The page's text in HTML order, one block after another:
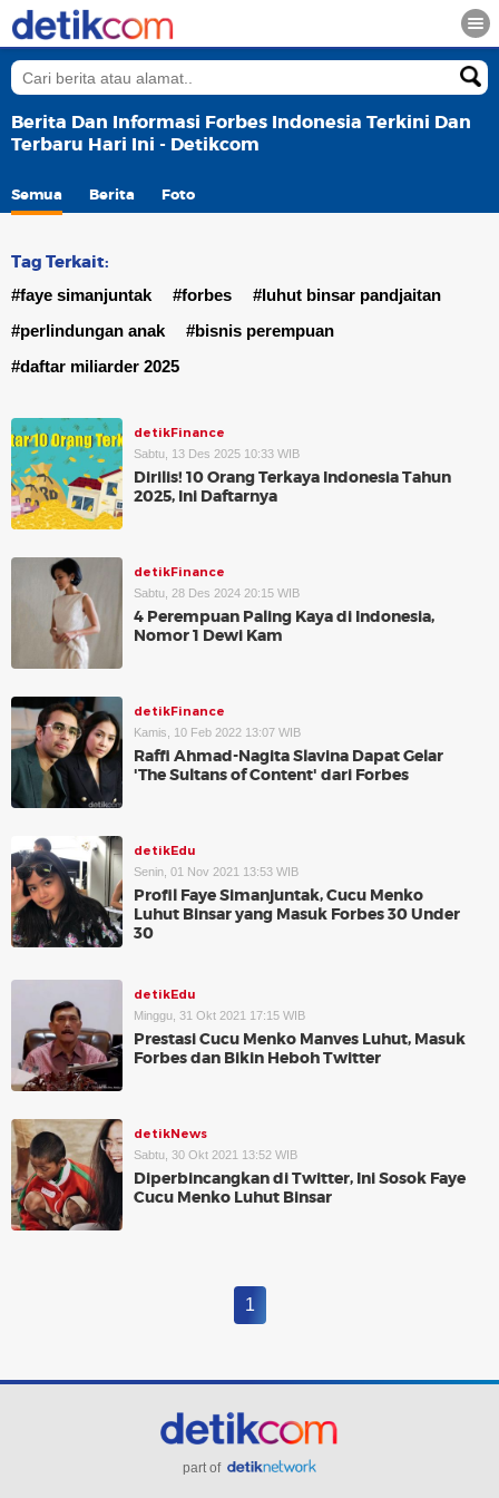
Berita Dan Informasi Forbes Indonesia Terkini Dan
Terbaru Hari Ini - Detikcom
Semua Berita Foto
Tag Terkait:
#faye simanjuntak #forbes
#luhut binsar pandjaitan
#perlindungan anak
#bisnis perempuan
#daftar miliarder 2025
detikFinance
Sabtu, 13 Des 2025 10:33 WIB
Dirilis! 10 Orang Terkaya Indonesia Tahun
2025, Ini Daftarnya
detikFinance
Sabtu, 28 Des 2024 20:15 WIB
4 Perempuan Paling Kaya di Indonesia,
Nomor 1 Dewi Kam
detikFinance
Kamis, 10 Feb 2022 13:07 WIB
Raffi Ahmad-Nagita Slavina Dapat Gelar
'The Sultans of Content' dari Forbes
detikEdu
Senin, 01 Nov 2021 13:53 WIB
Profil Faye Simanjuntak, Cucu Menko
Luhut Binsar yang Masuk Forbes 30 Under
30
detikEdu
Minggu, 31 Okt 2021 17:15 WIB
Prestasi Cucu Menko Manves Luhut, Masuk
Forbes dan Bikin Heboh Twitter
detikNews
Sabtu, 30 Okt 2021 13:52 WIB
Diperbincangkan di Twitter, Ini Sosok Faye
Cucu Menko Luhut Binsar
1
part of